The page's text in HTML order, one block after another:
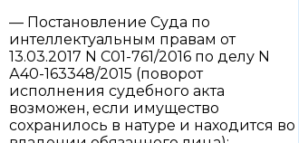
— Постановление Суда по
интеллектуальным правам от
13.03.2017 N С01-761/2016 по делу N
А40-163348/2015 (поворот
исполнения судебного акта
возможен, если имущество
сохранилось в натуре и находится во